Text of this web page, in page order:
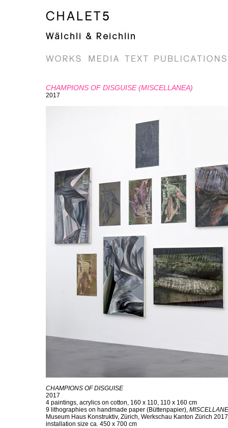
CHAMPIONS OF DISGUISE (MISCELLANEA)
2017
CHAMPIONS OF DISGUISE
2017
4 paintings, acrylics on cotton, 160 x 110, 110 x 160 cm
9 lithographies on handmade paper (Büttenpapier),
Museum Haus Konstruktiv, Zürich, Werkschau Kanton Zürich 2017
installation size ca. 450 x 700 cm